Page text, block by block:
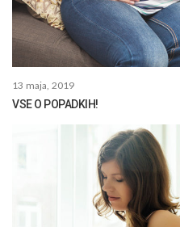
13 maja, 2019
VSE O POPADKIH!